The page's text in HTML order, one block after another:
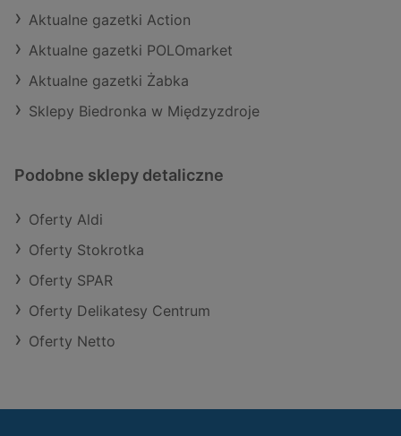
Aktualne gazetki Action
Aktualne gazetki POLOmarket
Aktualne gazetki Żabka
Sklepy Biedronka w Międzyzdroje
Podobne sklepy detaliczne
Oferty Aldi
Oferty Stokrotka
Oferty SPAR
Oferty Delikatesy Centrum
Oferty Netto